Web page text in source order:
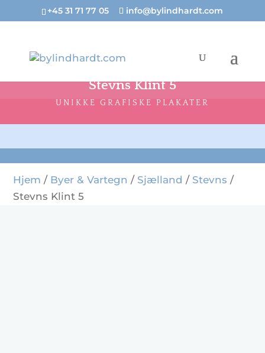
+45 31 71 77 05 info@bylindhardt.com
Stevns Klint 5
UNIKKE GRAFISKE PLAKATER
Hjem / Byer & Vartegn / Sjælland / Stevns /
Stevns Klint 5